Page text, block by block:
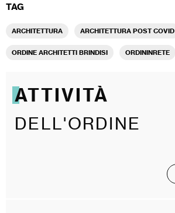
TAG
ARCHITETTURA ARCHITETTURA POST COVID
ORDINE ARCHITETTI BRINDISI ORDININRETE
ATTIVITÀ
DELL'ORDINE